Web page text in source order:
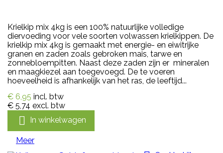
Krielkip mix 4kg is een 100% natuurlijke volledige
diervoeding voor vele soorten volwassen krielkippen. De
krielkip mix 4kg is gemaakt met energie- en eiwitrijke
granen en zaden zoals gebroken mais, tarwe en
zonnebloempitten. Naast deze zaden zijn er mineralen
en maagkiezel aan toegevoegd. De te voeren
hoeveelheid is afhankelijk van het ras, de leeftijd...
€ 6,95 incl. btw
€ 5,74 excl. btw
 In winkelwagen
Meer